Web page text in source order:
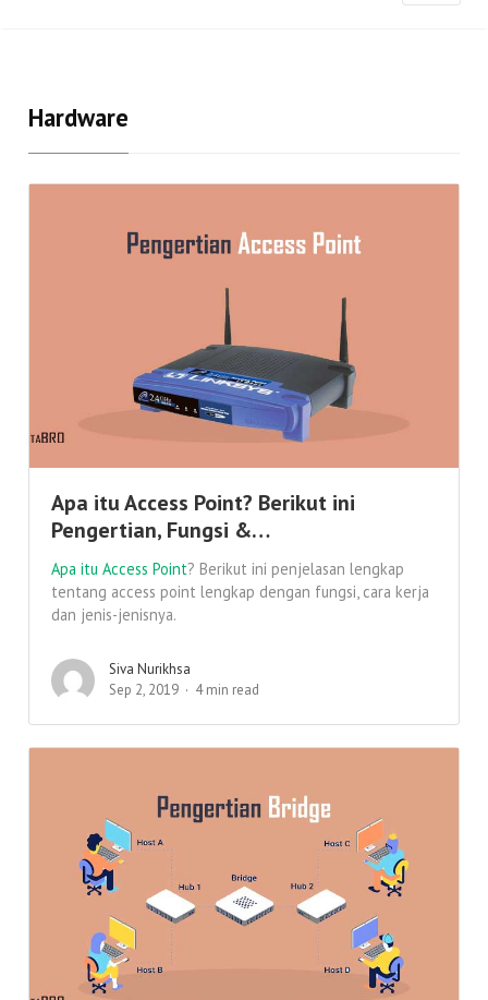
Hardware
Apa itu Access Point? Berikut ini
Pengertian, Fungsi &…
Apa itu Access Point? Berikut ini penjelasan lengkap
tentang access point lengkap dengan fungsi, cara kerja
dan jenis-jenisnya.
Siva Nurikhsa
Sep 2, 2019
4 min read